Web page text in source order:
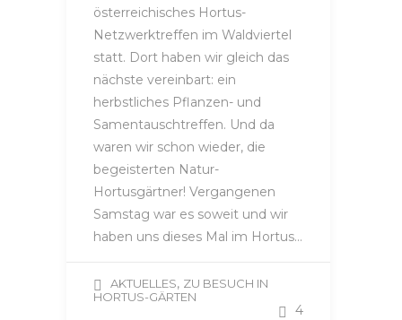
österreichisches Hortus-
Netzwerktreffen im Waldviertel
statt. Dort haben wir gleich das
nächste vereinbart: ein
herbstliches Pflanzen- und
Samentauschtreffen. Und da
waren wir schon wieder, die
begeisterten Natur-
Hortusgärtner! Vergangenen
Samstag war es soweit und wir
haben uns dieses Mal im Hortus…
AKTUELLES, ZU BESUCH IN
HORTUS-GÄRTEN
4